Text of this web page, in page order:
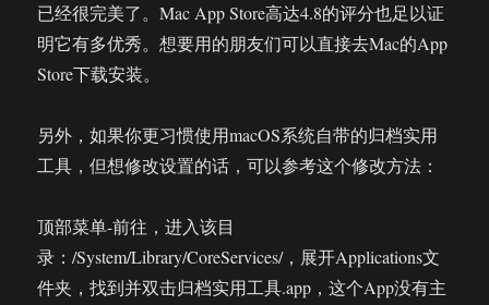
已经很完美了。Mac App Store高达4.8的评分也足以证
明它有多优秀。想要用的朋友们可以直接去Mac的App
Store下载安装。
另外，如果你更习惯使用macOS系统自带的归档实用
工具，但想修改设置的话，可以参考这个修改方法：
顶部菜单-前往，进入该目
录：/System/Library/CoreServices/，展开Applications文
件夹，找到并双击归档实用工具.app，这个App没有主